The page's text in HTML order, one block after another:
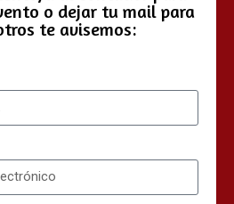
o dejar tu mail para
te avisemos: